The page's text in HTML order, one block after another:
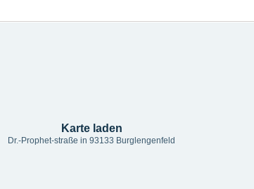
Karte laden
Dr.-Prophet-straße in 93133 Burglengenfeld